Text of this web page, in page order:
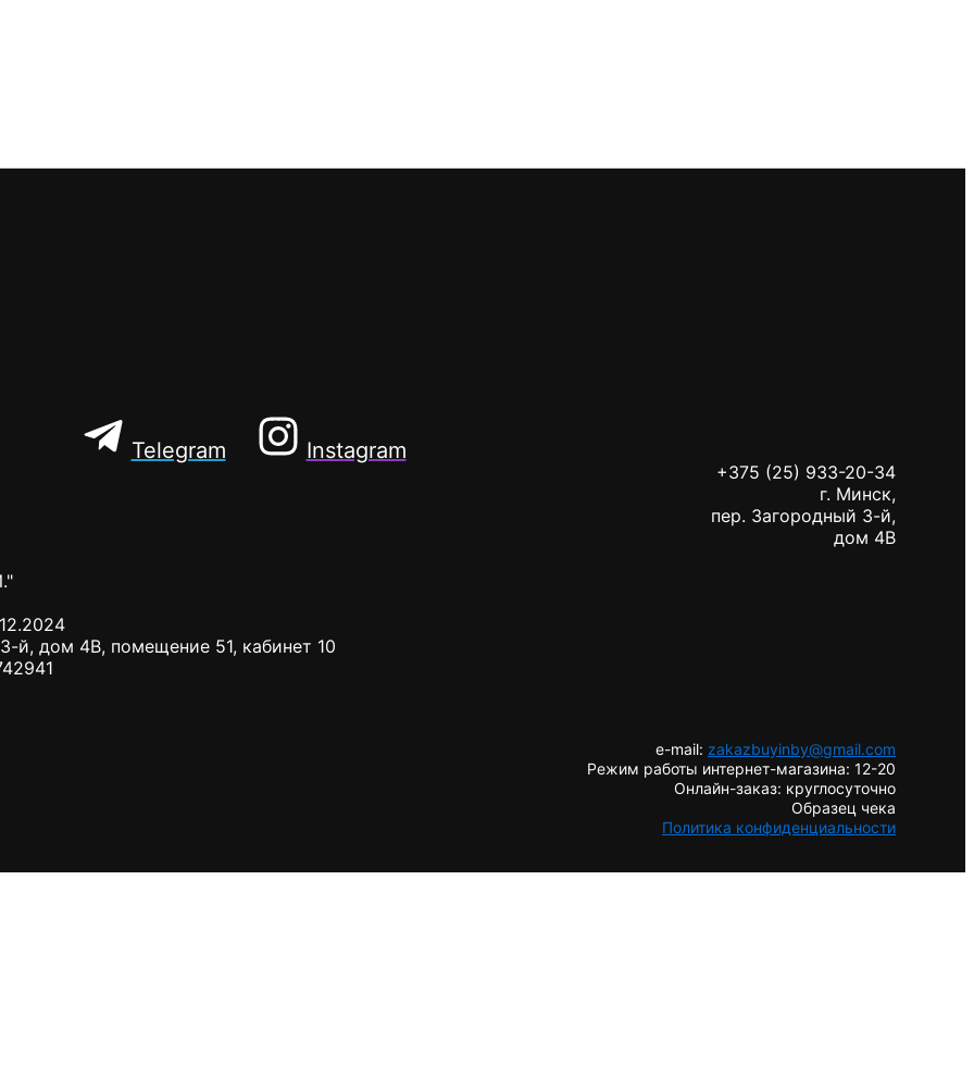
Telegram Instagram
+375 (25) 933-20-34
г. Минск,
пер. Загородный 3-й,
дом 4В
й, дом 4В, помещение 51, кабинет 10
e-mail: zakazbuyinby@gmail.com
Режим работы интернет-магазина: 12-20
Онлайн-заказ: круглосуточно
Образец чека
Политика конфиденциальности